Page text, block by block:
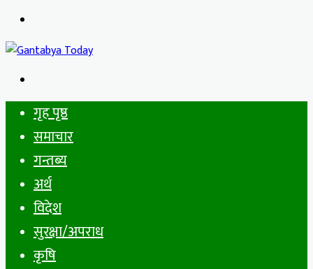
for
गृह पृष्ठ
समाचार
गन्तब्य
अर्थ
विदेश
सुरक्षा/अपराध
कृषि